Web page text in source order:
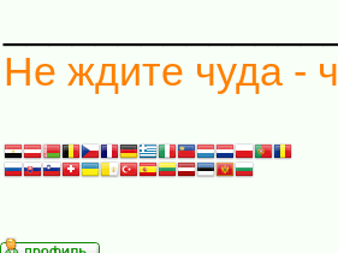
Не ждите чуда -